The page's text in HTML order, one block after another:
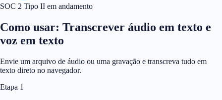
SOC 2 Tipo II em andamento
Como usar: Transcrever áudio em texto e
voz em texto
Envie um arquivo de áudio ou uma gravação e transcreva tudo em
texto direto no navegador.
Etapa 1